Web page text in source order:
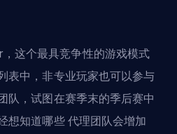
这个最具竞争性的游戏模式
表中，非专业玩家也可以参与
队，试图在赛季末的季后赛中
想知道哪些代理团队会增加